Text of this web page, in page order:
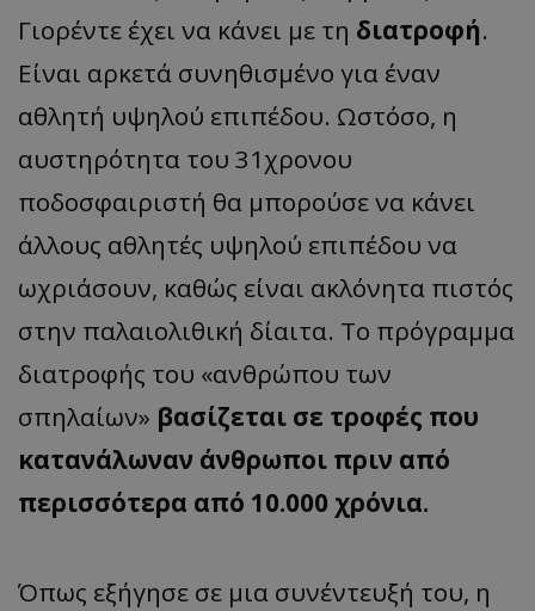
Γιορέντε έχει να κάνει με τη διατροφή.
Είναι αρκετά συνηθισμένο για έναν
αθλητή υψηλού επιπέδου. Ωστόσο, η
αυστηρότητα του 31χρονου
ποδοσφαιριστή θα μπορούσε να κάνει
άλλους αθλητές υψηλού επιπέδου να
ωχριάσουν, καθώς είναι ακλόνητα πιστός
στην παλαιολιθική δίαιτα. Το πρόγραμμα
διατροφής του «ανθρώπου των
σπηλαίων» βασίζεται σε τροφές που
κατανάλωναν άνθρωποι πριν από
περισσότερα από 10.000 χρόνια.
Όπως εξήγησε σε μια συνέντευξή του, η